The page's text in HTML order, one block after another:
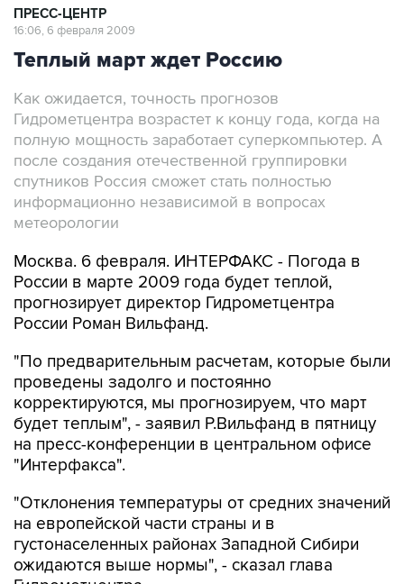
ПРЕСС-ЦЕНТР
16:06, 6 февраля 2009
Теплый март ждет Россию
Как ожидается, точность прогнозов
Гидрометцентра возрастет к концу года, когда на
полную мощность заработает суперкомпьютер. А
после создания отечественной группировки
спутников Россия сможет стать полностью
информационно независимой в вопросах
метеорологии
Москва. 6 февраля. ИНТЕРФАКС - Погода в
России в марте 2009 года будет теплой,
прогнозирует директор Гидрометцентра
России Роман Вильфанд.
"По предварительным расчетам, которые были
проведены задолго и постоянно
корректируются, мы прогнозируем, что март
будет теплым", - заявил Р.Вильфанд в пятницу
на пресс-конференции в центральном офисе
"Интерфакса".
"Отклонения температуры от средних значений
на европейской части страны и в
густонаселенных районах Западной Сибири
ожидаются выше нормы", - сказал глава